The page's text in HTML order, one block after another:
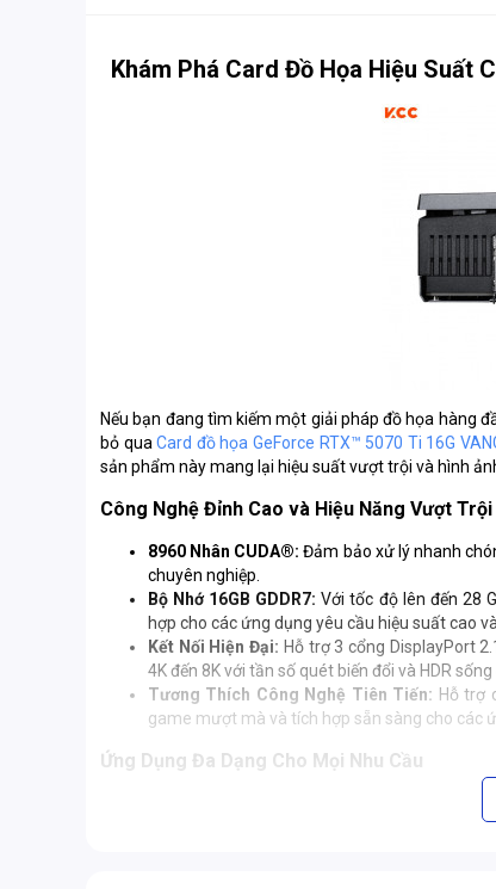
Khám Phá Card Đồ Họa Hiệu Suất
Nếu bạn đang tìm kiếm một giải pháp đồ họa hàng
bỏ quaCard đồ họa GeForce RTX™ 5070 Ti 16G
sản phẩm này mang lại hiệu suất vượt trội và hình
Công Nghệ Đỉnh Cao và Hiệu Năng Vượt Trội
8960 Nhân CUDA®:Đảm bảo xử lý nhanh
chuyên nghiệp.
Bộ Nhớ 16GB GDDR7:Với tốc độ lên đến 28
hợp cho các ứng dụng yêu cầu hiệu suất cao
Kết Nối Hiện Đại: Hỗ trợ 3 cổng DisplayPort
4K đến 8K với tần số quét biến đổi và HDR sống
Tương Thích Công Nghệ Tiên Tiến: Hỗ trợ
game mượt mà và tích hợp sẵn sàng cho các
Ứng Dụng Đa Dạng Cho Mọi Nhu Cầu
Dù bạn là game thủ chuyên nghiệp hay nhà sáng